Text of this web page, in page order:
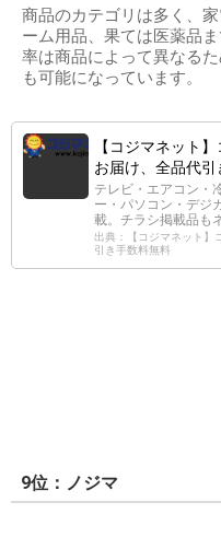
商品のカテゴリは多く、
ーム用品、果ては医薬品
率は商品によって異なる
も可能になっています。
【コジマネット
お届け、全品代
テレビ・エアコン・
ー・パソコン・デジ
載。チラシ掲載品も
出典：【コジマネット】
引き手数料無料
9位：ノジマ